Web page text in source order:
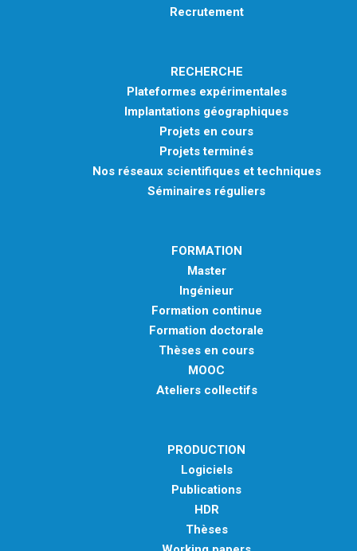
Recrutement
RECHERCHE
Plateformes expérimentales
Implantations géographiques
Projets en cours
Projets terminés
Nos réseaux scientifiques et techniques
Séminaires réguliers
FORMATION
Master
Ingénieur
Formation continue
Formation doctorale
Thèses en cours
MOOC
Ateliers collectifs
PRODUCTION
Logiciels
Publications
HDR
Thèses